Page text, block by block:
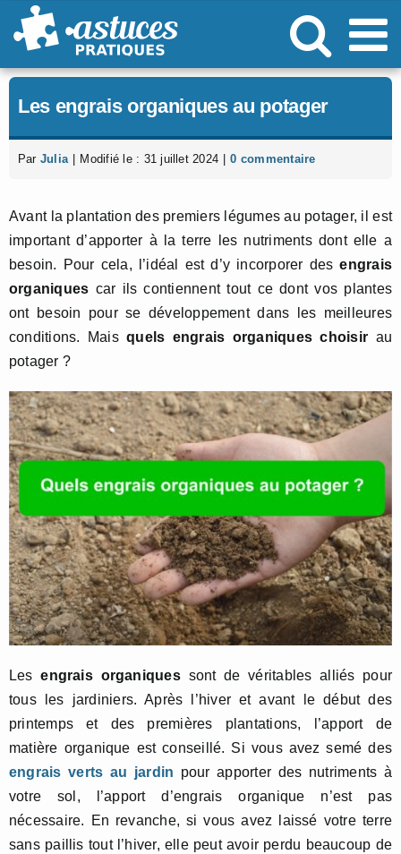
Passer
au
Les engrais organiques au potager
Par Julia Modifié le : 31 juillet 2024 0 commentaire
Avant la plantation des premiers légumes au potager, il est
important d’apporter à la terre les nutriments dont elle a
besoin. Pour cela, l’idéal est d’y incorporer desengrais
organiques car ils contiennent tout ce dont vos plantes
ont besoin pour se développement dans les meilleures
conditions. Maisquels engrais organiques choisir au
potager ?
Lesengrais organiquessont de véritables alliés pour
tous les jardiniers. Après l’hiver et avant le début des
printemps et des premières plantations, l’apport de
matière organique est conseillé. Si vous avez semé des
engrais verts au jardin pour apporter des nutriments à
votre sol, l’apport d’engrais organique n’est pas
nécessaire. En revanche, si vous avez laissé votre terre
sans paillis tout l’hiver, elle peut avoir perdu beaucoup de